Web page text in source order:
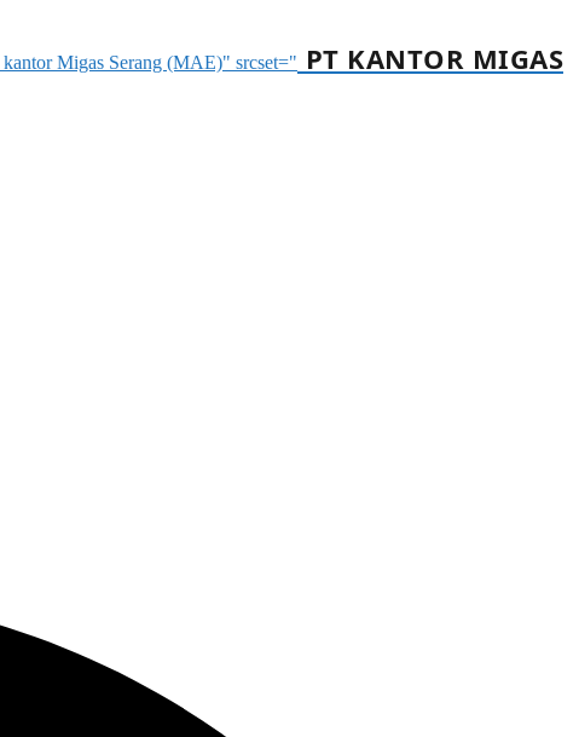
Migas Serang (MAE)" srcset=" PT KANTOR MIGAS